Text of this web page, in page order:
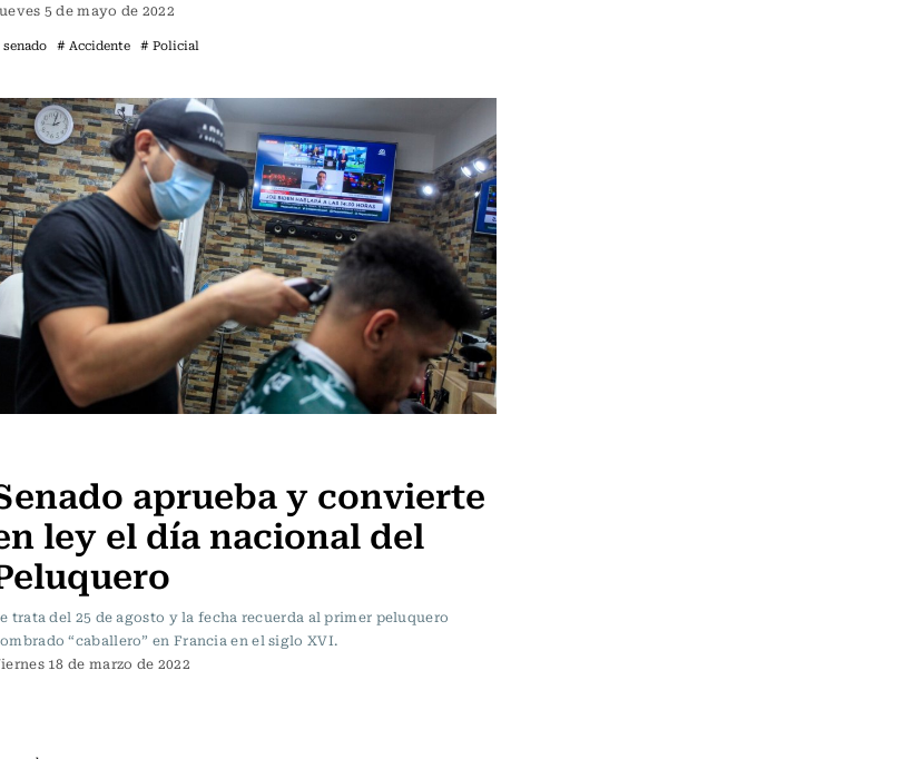
5 de mayo de 2022
# Accidente # Policial
aprueba y convierte
ley el día nacional del
trata del 25 de agosto y la fecha recuerda al primer peluquero
“caballero” en Francia en el siglo XVI.
18 de marzo de 2022